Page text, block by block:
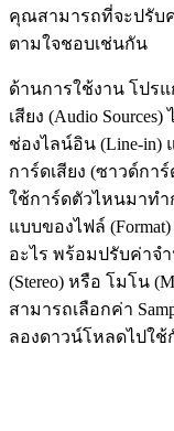
คุณสามารถที่จะปรับค่
ตามใจชอบเช่นกัน
ด้านการใช้งาน โปร
เสียง (Audio
ช่องไลน์อิน (Line-
การ์ดเสียง (ซาวด์กา
ใช้การ์ดตัวไหนมาทำ
แบบของไฟล์
อะไร พร้อมปรับค่าจ
(Stereo) หรือ โมโน
สามารถเลือกค่า
ลองดาวน์โหลดไปใช้